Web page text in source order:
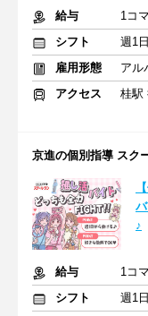
給与
シフト
雇用形態
アル
アクセス
桂駅
京進の個別指導 ス
♪
給与
シフト